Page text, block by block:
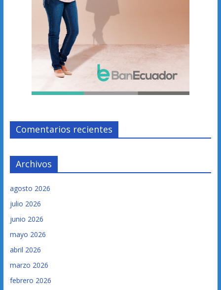
Comentarios recientes
Archivos
agosto 2026
julio 2026
junio 2026
mayo 2026
abril 2026
marzo 2026
febrero 2026